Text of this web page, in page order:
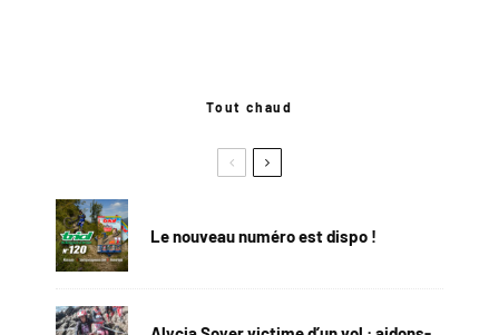
Tout chaud
Le nouveau numéro est dispo !